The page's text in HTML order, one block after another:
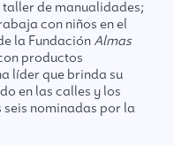
de manualidades;
con niños en el
la Fundación Almas
productos
líder que brinda su
en las calles y los
nominadas por la